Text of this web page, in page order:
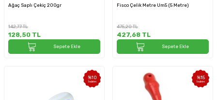
Ağaç Saplı Çekiç 200gr
142,77TL
128,50 TL
Sepete Ekle
Fisco Çelik Metre Um5 (5 Metre)
475,20TL
427,68 TL
Sepete Ekle
%10
İndirim
%15
İndirim